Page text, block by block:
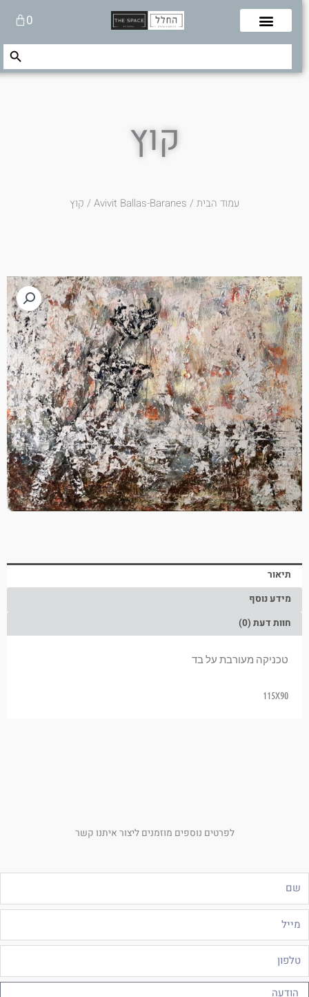
0עגלת
קניות
Search
Search Button
קוץ
עמוד הבית/
Avivit Ballas-Baranes/ קוץ
תיאור
מידע נוסף
חוות דעת (0)
טכניקה מעורבת על בד
115X90
לפרטים נוספים מוזמנים ליצור איתנו קשר